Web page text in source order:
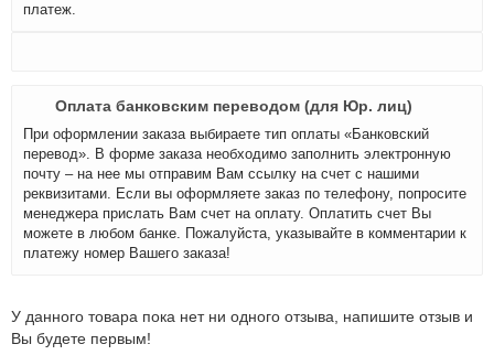
платеж.
Оплата банковским переводом (для Юр. лиц)
При оформлении заказа выбираете тип оплаты «Банковский
перевод». В форме заказа необходимо заполнить электронную
почту – на нее мы отправим Вам ссылку на счет с нашими
реквизитами. Если вы оформляете заказ по телефону, попросите
менеджера прислать Вам счет на оплату. Оплатить счет Вы
можете в любом банке. Пожалуйста, указывайте в комментарии к
платежу номер Вашего заказа!
У данного товара пока нет ни одного отзыва, напишите отзыв и
Вы будете первым!